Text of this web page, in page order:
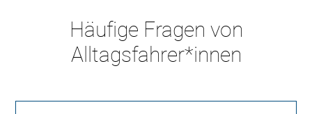
Häufige Fragen von
Alltagsfahrer*innen